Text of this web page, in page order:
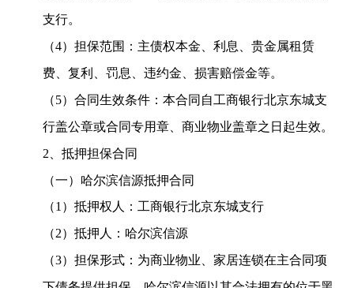
支行。
（4）担保范围：主债权本金、利息、贵金属租赁
费、复利、罚息、违约金、损害赔偿金等。
（5）合同生效条件：本合同自工商银行北京东城支
行盖公章或合同专用章、商业物业盖章之日起生效。
2 、抵押担保合同
（一）哈尔滨信源抵押合同
（1 ）抵押权人：工商银行北京东城支行
（2）抵押人：哈尔滨信源
（3）担保形式：为商业物业、家居连锁在主合同项